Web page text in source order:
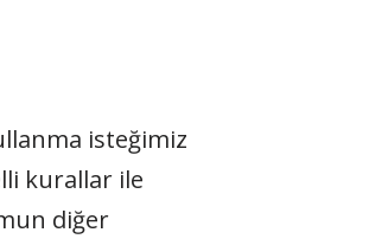
isteğimiz
kurallar ile
diğer